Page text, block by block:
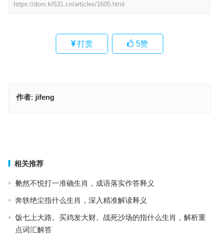
https://dom.kt531.cn/articles/1605.html
打赏 5赞
作者: jifeng
相关推荐
艴然不悦打一准确生肖，成语落实作答释义
奔轶绝尘指什么生肖，深入精准解读释义
饭七上大路。买鸡发大财。战死沙场的指什么生肖，解析重
点词汇解答